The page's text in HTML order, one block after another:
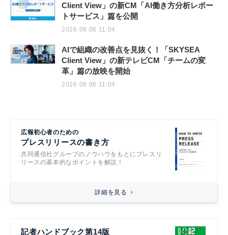
Client View」の新CM「AI働き方分析レポー
トサービス」篇を公開
2026.08.06 11:04
AIで組織の改善点を見抜く！「SKYSEA
Client View」の新テレビCM「チームの変
革」篇の放映を開始
2026.08.06 11:04
広報初心者のための
プレスリリースの書き方
共同通信社グループのノウハウをもとにプレスリ
リースの基本的なポイントを解説！
詳細を見る
記者ハンドブック第14版